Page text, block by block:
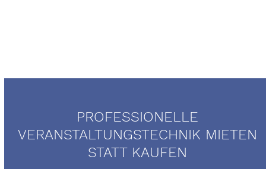
PROFESSIONELLE
VERANSTALTUNGSTECHNIK MIETEN
STATT KAUFEN